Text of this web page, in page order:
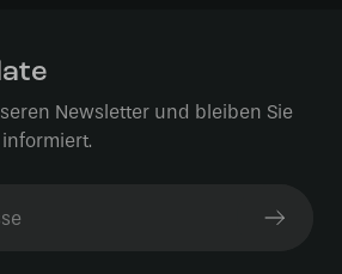
Newsletter und bleiben Sie